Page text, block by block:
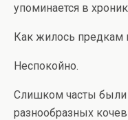
упоминается в
Как жилось
Неспокойно.
Слишком часты
разнообразных